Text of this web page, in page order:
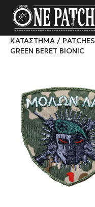
ΚΑΤΆΣΤΗΜΑ / PATCHES
GREEN BERET BIONIC